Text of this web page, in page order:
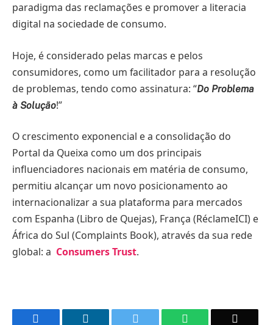
paradigma das reclamações e promover a literacia
digital na sociedade de consumo.
Hoje, é considerado pelas marcas e pelos
consumidores, como um facilitador para a resolução
de problemas, tendo como assinatura: “Do Problema
à Solução!”
O crescimento exponencial e a consolidação do
Portal da Queixa como um dos principais
influenciadores nacionais em matéria de consumo,
permitiu alcançar um novo posicionamento ao
internacionalizar a sua plataforma para mercados
com Espanha (Libro de Quejas), França (RéclameICI) e
África do Sul (Complaints Book), através da sua rede
global: a Consumers Trust.
WhatsApp